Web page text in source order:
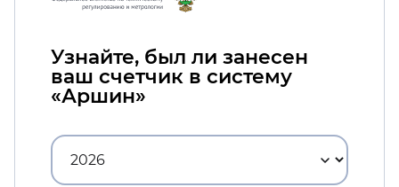
Узнайте, был ли занесен
ваш счетчик в систему
«Аршин»